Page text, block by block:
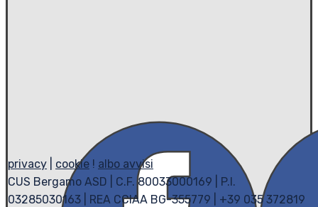
privacy cookie ! albo avvisi
CUS Bergamo ASD | C.F. 80033000169 | P.I.
03285030163 | REA CCIAA BG-355779 | +39 035 372819